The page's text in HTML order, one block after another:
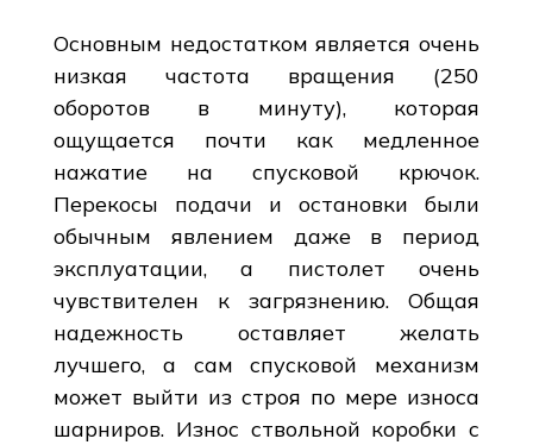
Основным недостатком является очень
низкая частота вращения (250
оборотов в минуту), которая
ощущается почти как медленное
нажатие на спусковой крючок.
Перекосы подачи и остановки были
обычным явлением даже в период
эксплуатации, а пистолет очень
чувствителен к загрязнению. Общая
надежность оставляет желать
лучшего, а сам спусковой механизм
может выйти из строя по мере износа
шарниров. Износ ствольной коробки с